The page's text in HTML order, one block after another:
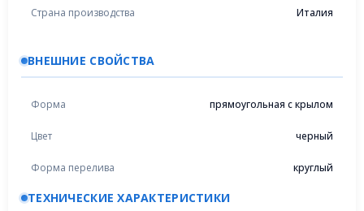
Страна производства Италия
ВНЕШНИЕ СВОЙСТВА
Форма прямоугольная с крылом
Цвет черный
Форма перелива круглый
ТЕХНИЧЕСКИЕ ХАРАКТЕРИСТИКИ